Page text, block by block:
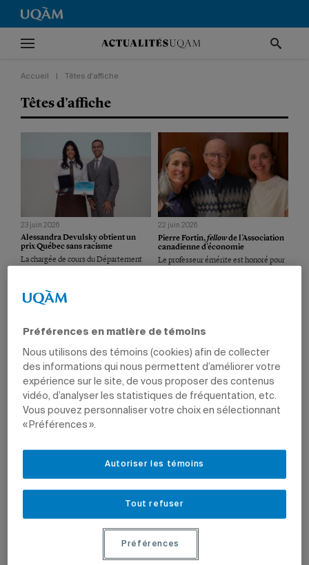
Accueil Têtes d'affiche
Têtes d'affiche
23 juin 2026
Alessandra Devulsky obtient un
prix Québec sans racisme
La chargée de cours du Département
des sciences juridiques est
professionnelle et citoyenne.
22 juin 2026
Pierre Fortin,fellowde l’Association
canadienne d’économie
Le professeur émérite est honoré pour
18 juin 2026
écosystèmes expérimentaux composés
de plantes et de micro-organismes.
Québec
Les deux professeures sont honorées
Préférences en matière de témoins
Nous utilisons des témoins (cookies) afin de collecter
des informations qui nous permettent d’améliorer votre
expérience sur le site, de vous proposer des contenus
vidéo, d’analyser les statistiques de fréquentation, etc.
Vous pouvez personnaliser votre choix en sélectionnant
« Préférences ».
Tout refuser
Autoriser les témoins
Préférences